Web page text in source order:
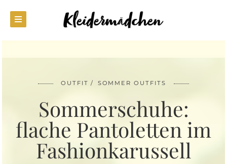
OUTFIT SOMMER OUTFITS
Sommerschuhe:
flache Pantoletten im
Fashionkarussell